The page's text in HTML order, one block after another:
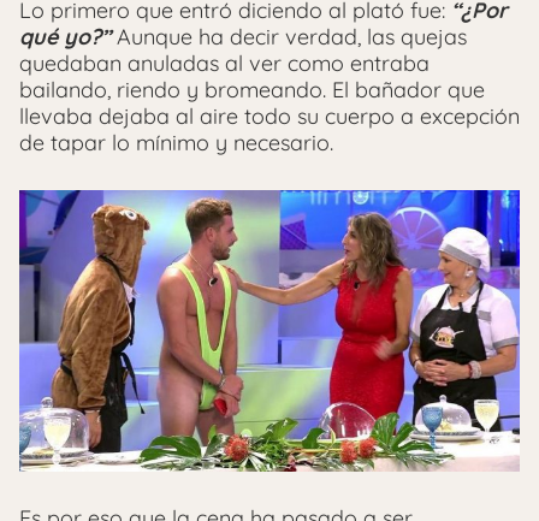
Lo primero que entró diciendo al plató fue: “¿Por
qué yo?” Aunque ha decir verdad, las quejas
quedaban anuladas al ver como entraba
bailando, riendo y bromeando. El bañador que
llevaba dejaba al aire todo su cuerpo a excepción
de tapar lo mínimo y necesario.